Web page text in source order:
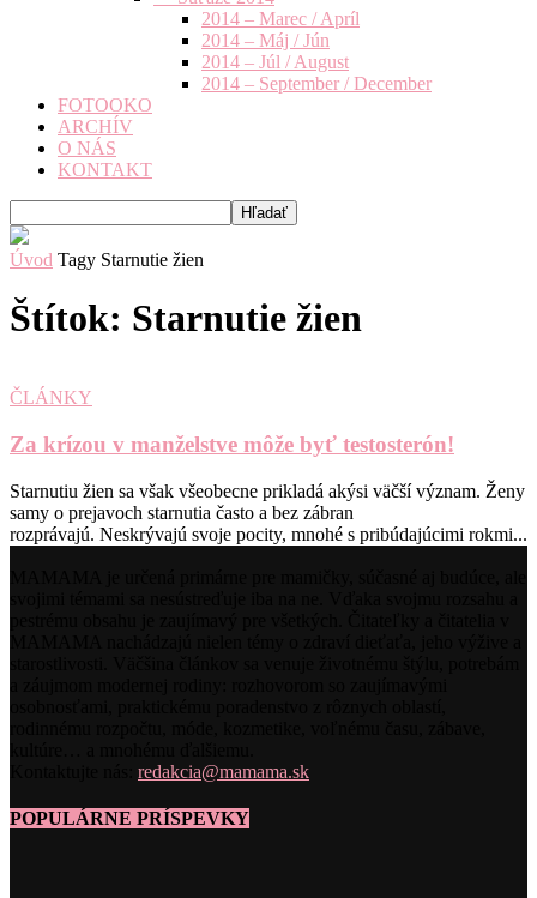
2014 – Marec / Apríl
2014 – Máj / Jún
2014 – Júl / August
2014 – September / December
FOTOOKO
ARCHÍV
O NÁS
KONTAKT
Úvod Tagy Starnutie žien
Štítok: Starnutie žien
ČLÁNKY
Za krízou v manželstve môže byť testosterón!
Starnutiu žien sa však všeobecne prikladá akýsi väčší význam. Ženy
samy o prejavoch starnutia často a bez zábran
rozprávajú. Neskrývajú svoje pocity, mnohé s pribúdajúcimi rokmi...
redakcia@mamama.sk
POPULÁRNE PRÍSPEVKY